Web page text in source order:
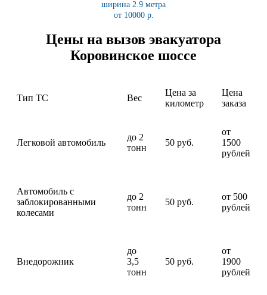
ширина 2.9 метра
от 10000 р.
Цены на вызов эвакуатора
Коровинское шоссе
Тип ТС Вес
Цена за
километр
Цена
заказа
Легковой автомобиль
до 2
тонн
50 руб.
от
1500
рублей
Автомобиль с
заблокированными
колесами
до 2
тонн
50 руб.
от 500
рублей
Внедорожник
до
3,5
тонн
50 руб.
от
1900
рублей